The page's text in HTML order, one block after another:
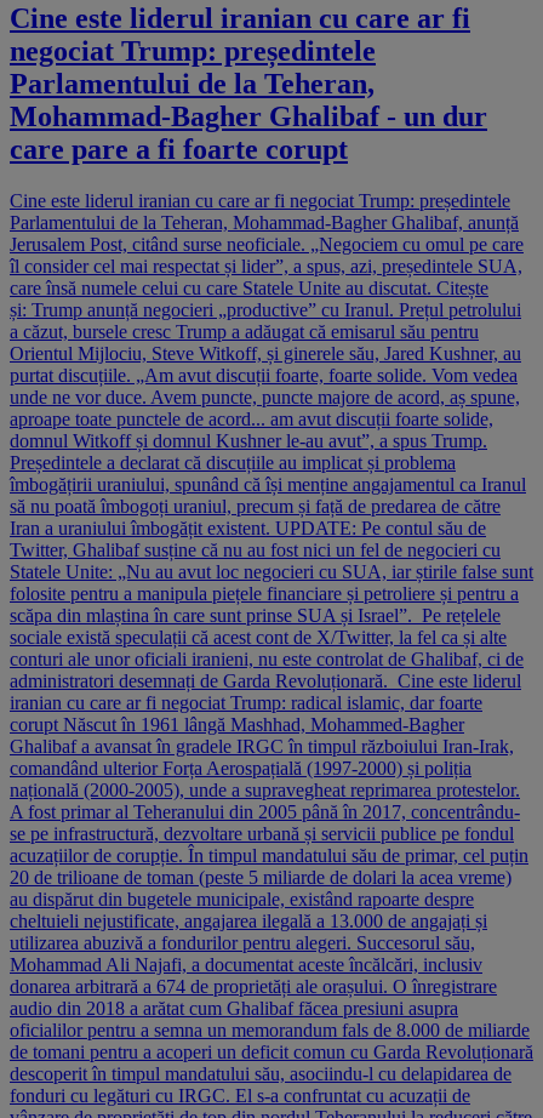
Cine este liderul iranian cu care ar fi
negociat Trump: președintele
Parlamentului de la Teheran,
Mohammad-Bagher Ghalibaf - un dur
care pare a fi foarte corupt
Cine este liderul iranian cu care ar fi negociat Trump: președintele
Parlamentului de la Teheran, Mohammad-Bagher Ghalibaf, anunță
Jerusalem Post, citând surse neoficiale. „Negociem cu omul pe care
îl consider cel mai respectat și lider”, a spus, azi, președintele SUA,
care însă numele celui cu care Statele Unite au discutat. Citește
și: Trump anunță negocieri „productive” cu Iranul. Prețul petrolului
a căzut, bursele cresc Trump a adăugat că emisarul său pentru
Orientul Mijlociu, Steve Witkoff, și ginerele său, Jared Kushner, au
purtat discuțiile. „Am avut discuții foarte, foarte solide. Vom vedea
unde ne vor duce. Avem puncte, puncte majore de acord, aș spune,
aproape toate punctele de acord... am avut discuții foarte solide,
domnul Witkoff și domnul Kushner le-au avut”, a spus Trump.
Președintele a declarat că discuțiile au implicat și problema
îmbogățirii uraniului, spunând că își menține angajamentul ca Iranul
să nu poată îmbogoți uraniul, precum și față de predarea de către
Iran a uraniului îmbogățit existent. UPDATE: Pe contul său de
Twitter, Ghalibaf susține că nu au fost nici un fel de negocieri cu
Statele Unite: „Nu au avut loc negocieri cu SUA, iar știrile false sunt
folosite pentru a manipula piețele financiare și petroliere și pentru a
scăpa din mlaștina în care sunt prinse SUA și Israel”. Pe rețelele
sociale există speculații că acest cont de X/Twitter, la fel ca și alte
conturi ale unor oficiali iranieni, nu este controlat de Ghalibaf, ci de
administratori desemnați de Garda Revoluționară. Cine este liderul
iranian cu care ar fi negociat Trump: radical islamic, dar foarte
corupt Născut în 1961 lângă Mashhad, Mohammed-Bagher
Ghalibaf a avansat în gradele IRGC în timpul războiului Iran-Irak,
comandând ulterior Forța Aerospațială (1997-2000) și poliția
națională (2000-2005), unde a supravegheat reprimarea protestelor.
A fost primar al Teheranului din 2005 până în 2017, concentrându-
se pe infrastructură, dezvoltare urbană și servicii publice pe fondul
acuzațiilor de corupție. În timpul mandatului său de primar, cel puțin
20 de trilioane de toman (peste 5 miliarde de dolari la acea vreme)
au dispărut din bugetele municipale, existând rapoarte despre
cheltuieli nejustificate, angajarea ilegală a 13.000 de angajați și
utilizarea abuzivă a fondurilor pentru alegeri. Succesorul său,
Mohammad Ali Najafi, a documentat aceste încălcări, inclusiv
donarea arbitrară a 674 de proprietăți ale orașului. O înregistrare
audio din 2018 a arătat cum Ghalibaf făcea presiuni asupra
oficialilor pentru a semna un memorandum fals de 8.000 de miliarde
de tomani pentru a acoperi un deficit comun cu Garda Revoluționară
descoperit în timpul mandatului său, asociindu-l cu delapidarea de
fonduri cu legături cu IRGC. El s-a confruntat cu acuzații de